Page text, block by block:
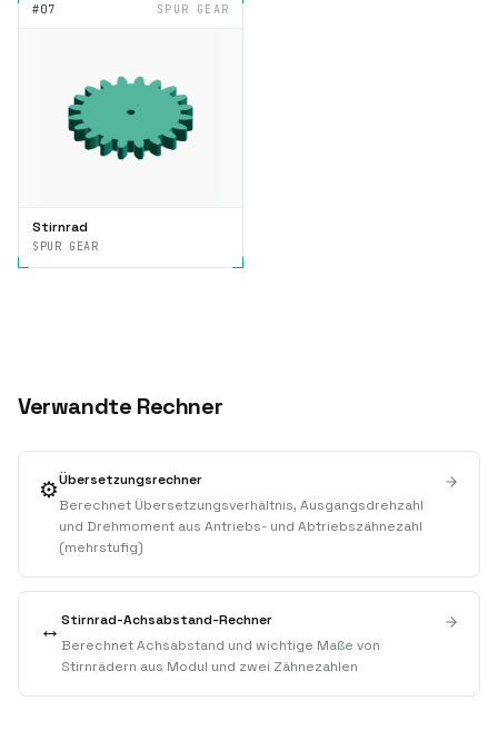
#07 SPUR GEAR
Stirnrad
SPUR GEAR
Verwandte Rechner
⚙️Übersetzungsrechner
Berechnet Übersetzungsverhältnis, Ausgangsdrehzahl
und Drehmoment aus Antriebs- und Abtriebszähnezahl
(mehrstufig)
↔️ Stirnrad-Achsabstand-Rechner
Berechnet Achsabstand und wichtige Maße von
Stirnrädern aus Modul und zwei Zähnezahlen